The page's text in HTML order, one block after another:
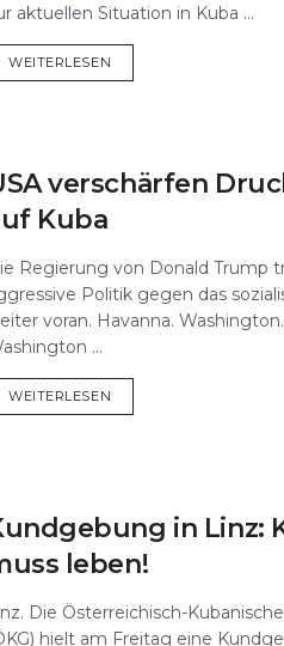
aktuellen Situation in Kuba ...
WEITERLESEN
verschärfen
Kuba
Regierung von Donald Trump
Politik gegen das
voran. Havanna.
...
WEITERLESEN
in Linz:
leben!
Die Österreichisch-
hielt am Freitag eine